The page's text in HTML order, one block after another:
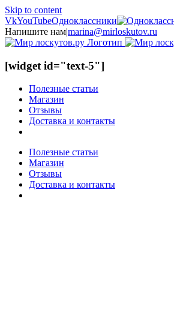
Skip to content
VkYouTubeОдноклассники
Напишите нам|marina@mirloskutov.ru
[widget id="text-5"]
Полезные статьи
Магазин
Отзывы
Доставка и контакты
Полезные статьи
Магазин
Отзывы
Доставка и контакты